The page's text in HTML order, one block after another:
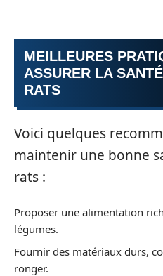
MEILLEURES
ASSURER LA
RATS
Voici quelques
maintenir une bonne
rats :
Proposer une alimentation
légumes.
Fournir des matériaux durs,
ronger.